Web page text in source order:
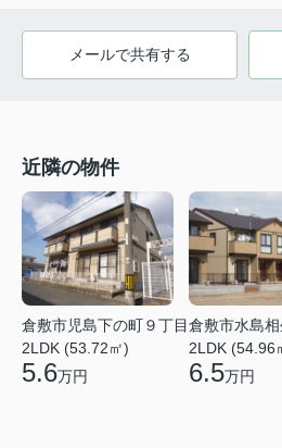
メールで共有する
近隣の物件
倉敷市児島下の町９丁目
2LDK (53.72㎡)
5.6万円
倉敷市水島
2LDK (54.96
6.5万円